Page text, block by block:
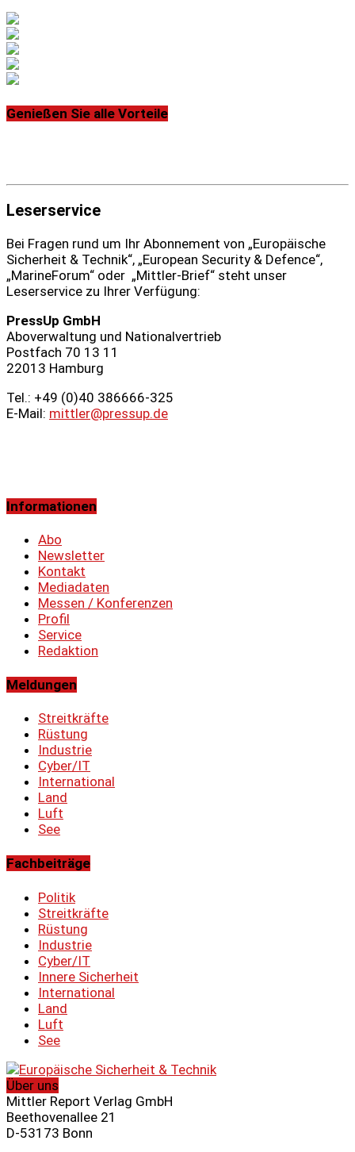
Genießen Sie alle Vorteile
Leserservice
Bei Fragen rund um Ihr Abonnement von „Europäische
Sicherheit & Technik“, „European Security & Defence“,
„MarineForum“ oder „Mittler-Brief“ steht unser
Leserservice zu Ihrer Verfügung:
PressUp GmbH
Aboverwaltung und Nationalvertrieb
Postfach 70 13 11
22013 Hamburg
Tel.: +49 (0)40 386666‑325
E-Mail: mittler@pressup.de
Informationen
Abo
Newsletter
Kontakt
Mediadaten
Messen / Konferenzen
Profil
Service
Redaktion
Meldungen
Streitkräfte
Rüstung
Industrie
Cyber/IT
International
Land
Luft
See
Fachbeiträge
Politik
Streitkräfte
Rüstung
Industrie
Cyber/IT
Innere Sicherheit
International
Land
Luft
See
Über uns
Mittler Report Verlag GmbH
Beethovenallee 21
D-53173 Bonn